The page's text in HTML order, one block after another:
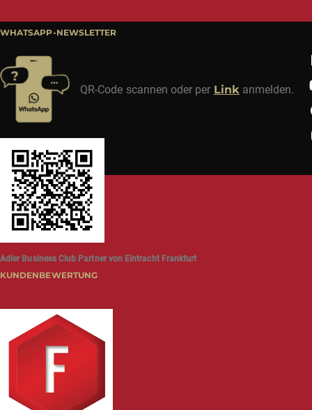
WHATSAPP-NEWSLETTER
QR-Code scannen oder per Linkanmelden.
Adler Business Club Partner von Eintracht Frankfurt
KUNDENBEWERTUNG